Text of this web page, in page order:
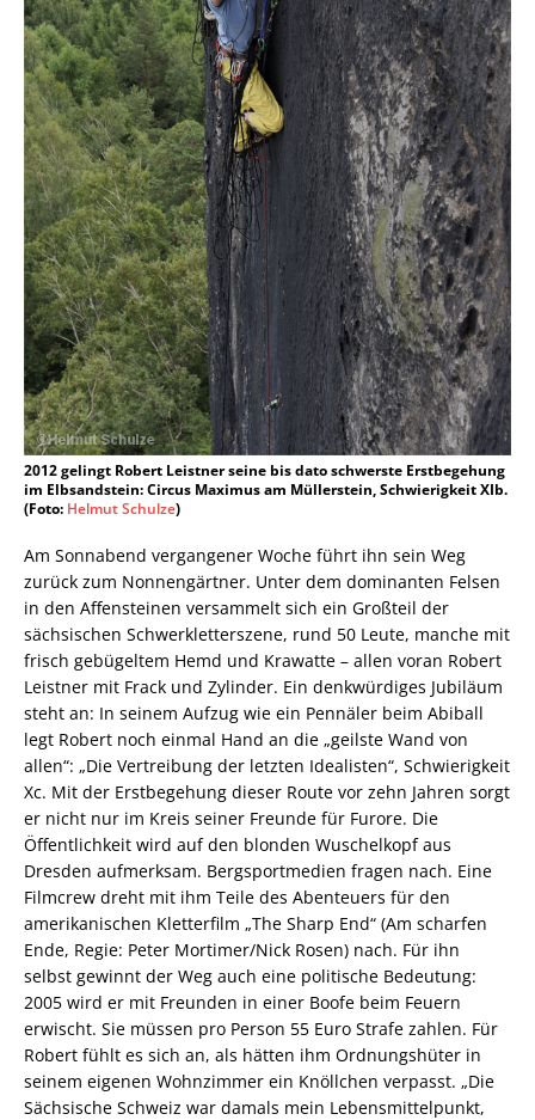
2012 gelingt Robert Leistner seine bis dato schwerste Erstbegehung
im Elbsandstein: Circus Maximus am Müllerstein, Schwierigkeit XIb.
(Foto: Helmut Schulze)
Am Sonnabend vergangener Woche führt ihn sein Weg
zurück zum Nonnengärtner. Unter dem dominanten Felsen
in den Affensteinen versammelt sich ein Großteil der
sächsischen Schwerkletterszene, rund 50 Leute, manche mit
frisch gebügeltem Hemd und Krawatte – allen voran Robert
Leistner mit Frack und Zylinder. Ein denkwürdiges Jubiläum
steht an: In seinem Aufzug wie ein Pennäler beim Abiball
legt Robert noch einmal Hand an die „geilste Wand von
allen“: „Die Vertreibung der letzten Idealisten“, Schwierigkeit
Xc. Mit der Erstbegehung dieser Route vor zehn Jahren sorgt
er nicht nur im Kreis seiner Freunde für Furore. Die
Öffentlichkeit wird auf den blonden Wuschelkopf aus
Dresden aufmerksam. Bergsportmedien fragen nach. Eine
Filmcrew dreht mit ihm Teile des Abenteuers für den
amerikanischen Kletterfilm „The Sharp End“ (Am scharfen
Ende, Regie: Peter Mortimer/Nick Rosen) nach. Für ihn
selbst gewinnt der Weg auch eine politische Bedeutung:
2005 wird er mit Freunden in einer Boofe beim Feuern
erwischt. Sie müssen pro Person 55 Euro Strafe zahlen. Für
Robert fühlt es sich an, als hätten ihm Ordnungshüter in
seinem eigenen Wohnzimmer ein Knöllchen verpasst. „Die
Sächsische Schweiz war damals mein Lebensmittelpunkt,